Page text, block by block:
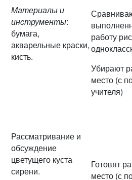
Материалы и
инструменты:
бумага,
акварельные краски,
кисть.
работу
Убирают
место (с
учителя)
Рассматривание и
обсуждение
цветущего куста
сирени.
Готовят
место (с